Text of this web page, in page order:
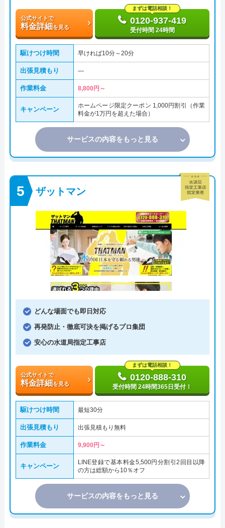
公式サイトで
料金詳細を見る
まずは電話相談！
0120-937-419
受付時間 24時間
駆けつけ時間 早ければ10分～20分
出張見積もり ―
作業料金 8,800円～
キャンペーン
ホームページ限定クーポン 1,000円割引（作業
料金が1万円を超えた場合）
サービスの内容をもっと見る
ザットマン
どんな場面でも即日対応
再発防止・徹底可決を掲げるプロ集団
安心の水道局指定工事店
公式サイトで
料金詳細を見る
まずは電話相談！
0120-888-310
受付時間 24時間365日受付！
駆けつけ時間 最短30分
出張見積もり 出張見積もり無料
作業料金 9,900円～
キャンペーン
LINE登録で基本料金5,500円分割引2回目以降
の方は総額から10％オフ
サービスの内容をもっと見る